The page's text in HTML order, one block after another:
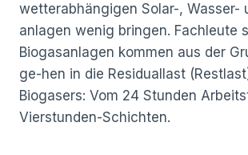
wetterabhängigen Solar-, Wasser-
anlagen wenig bringen. Fachleute
Biogasanlagen kommen aus der
ge-hen in die Residuallast
Biogasers: Vom 24 Stunden
Vierstunden-Schichten.